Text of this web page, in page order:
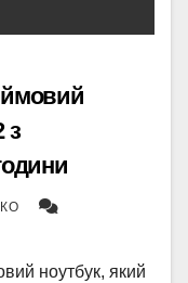
з
ноутбук, який